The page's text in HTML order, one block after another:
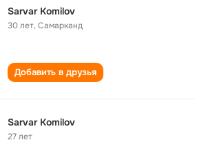
Sarvar Komilov
30 лет,Самарканд
Добавить в друзья
Sarvar Komilov
27 лет